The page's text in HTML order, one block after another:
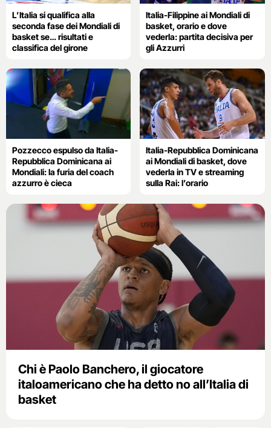
L’Italia si qualifica alla
seconda fase dei Mondiali di
basket se… risultati e
classifica del girone
Italia-Filippine ai Mondiali di
basket, orario e dove
vederla: partita decisiva per
gli Azzurri
Pozzecco espulso da Italia-
Repubblica Dominicana ai
Mondiali: la furia del coach
azzurro è cieca
Italia-Repubblica Dominicana
ai Mondiali di basket, dove
vederla in TV e streaming
sulla Rai: l’orario
Chi è Paolo Banchero, il giocatore
italoamericano che ha detto no all’Italia di
basket